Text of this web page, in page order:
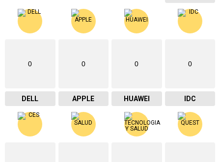
0
DELL
0
APPLE
0
HUAWEI
0
IDC